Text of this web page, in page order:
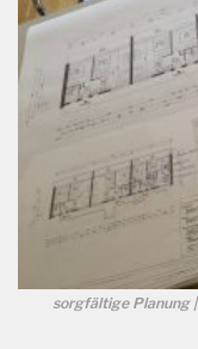
sorgfältige Planung